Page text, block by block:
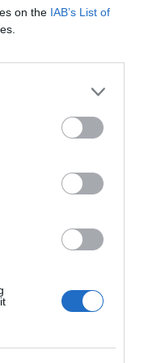
on the IAB’s List of
MagyarországonA téma
vázolja, hogy nyugodt,